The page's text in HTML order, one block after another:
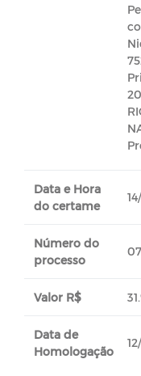
Data e Hora
do certame
Número do
processo
Valor R$
Data de
Homologação